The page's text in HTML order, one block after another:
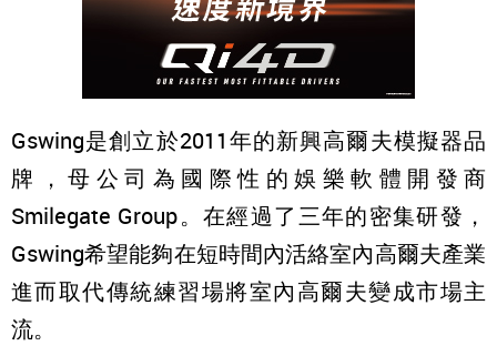
Gswing是創立於2011年的新興高爾夫模擬器品
牌，母公司為國際性的娛樂軟體開發商
Smilegate Group。在經過了三年的密集研發，
Gswing希望能夠在短時間內活絡室內高爾夫產業
進而取代傳統練習場將室內高爾夫變成市場主
流。